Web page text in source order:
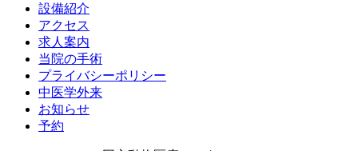
設備紹介
アクセス
求人案内
当院の手術
プライバシーポリシー
中医学外来
お知らせ
予約